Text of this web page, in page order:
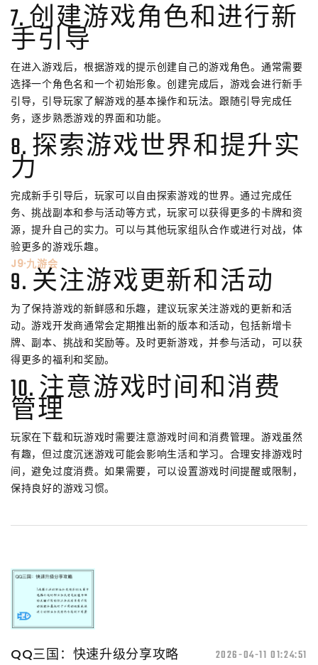
7. 创建游戏角色和进行新
手引导
在进入游戏后，根据游戏的提示创建自己的游戏角色。通常需要
选择一个角色名和一个初始形象。创建完成后，游戏会进行新手
引导，引导玩家了解游戏的基本操作和玩法。跟随引导完成任
务，逐步熟悉游戏的界面和功能。
8. 探索游戏世界和提升实
力
完成新手引导后，玩家可以自由探索游戏的世界。通过完成任
务、挑战副本和参与活动等方式，玩家可以获得更多的卡牌和资
源，提升自己的实力。可以与其他玩家组队合作或进行对战，体
验更多的游戏乐趣。
J9·九游会
9. 关注游戏更新和活动
为了保持游戏的新鲜感和乐趣，建议玩家关注游戏的更新和活
动。游戏开发商通常会定期推出新的版本和活动，包括新增卡
牌、副本、挑战和奖励等。及时更新游戏，并参与活动，可以获
得更多的福利和奖励。
10. 注意游戏时间和消费
管理
玩家在下载和玩游戏时需要注意游戏时间和消费管理。游戏虽然
有趣，但过度沉迷游戏可能会影响生活和学习。合理安排游戏时
间，避免过度消费。如果需要，可以设置游戏时间提醒或限制，
保持良好的游戏习惯。
QQ三国：快速升级分享攻略 2026-04-11 01:24:51